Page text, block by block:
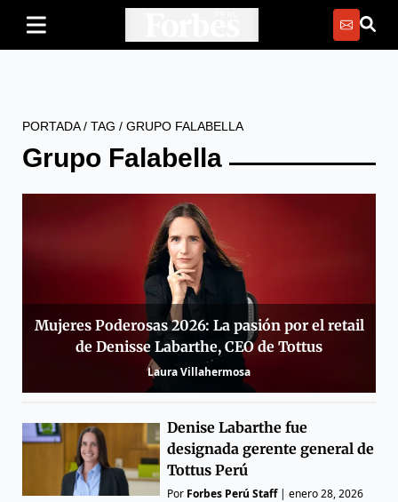
PORTADA/ TAG / GRUPO FALABELLA
Grupo Falabella
Mujeres Poderosas 2026: La pasión por el retail
de Denisse Labarthe, CEO de Tottus
Laura Villahermosa
Denise Labarthe fue
designada gerente general de
Tottus Perú
Por Forbes Perú Staff|enero 28, 2026